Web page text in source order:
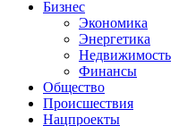
Бизнес
Экономика
Энергетика
Недвижимость
Финансы
Общество
Происшествия
Нацпроекты